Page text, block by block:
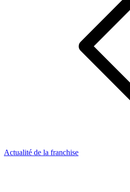
Actualité de la franchise